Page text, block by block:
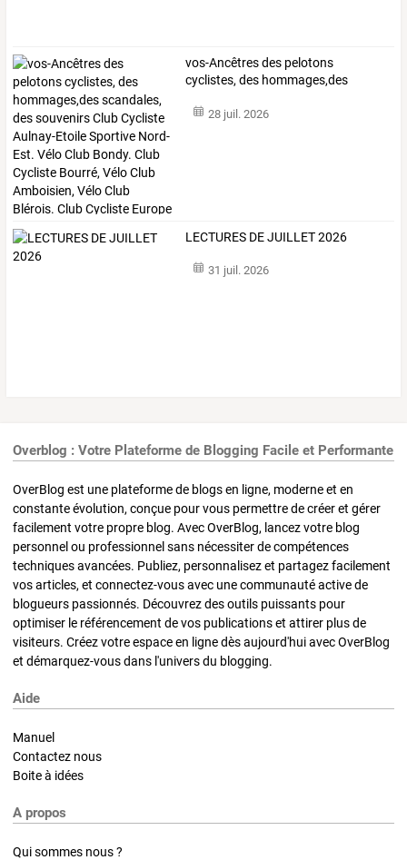
vos-Ancêtresdes pelotons
cyclistes, des hommages,des
28 juil. 2026
LECTURES DE JUILLET 2026
31 juil. 2026
Overblog : Votre Plateforme de Blogging Facile et Performante
OverBlog est une plateforme de blogs en ligne, moderne et en
constante évolution, conçue pour vous permettre de créer et gérer
facilement votre propre blog. Avec OverBlog, lancez votre blog
personnel ou professionnel sans nécessiter de compétences
techniques avancées. Publiez, personnalisez et partagez facilement
vos articles, et connectez-vous avec une communauté active de
blogueurs passionnés. Découvrez des outils puissants pour
optimiser le référencement de vos publications et attirer plus de
visiteurs. Créez votre espace en ligne dès aujourd'hui avec OverBlog
et démarquez-vous dans l'univers du blogging.
Aide
Manuel
Contactez nous
Boite à idées
A propos
Qui sommes nous ?